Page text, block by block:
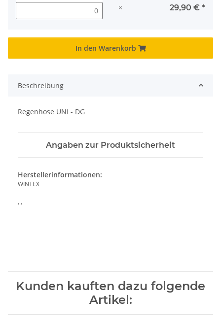
× 29,90 € *
In den Warenkorb
Beschreibung
Regenhose UNI - DG
Angaben zur Produktsicherheit
Herstellerinformationen:
WINTEX
, ,
Kunden kauften dazu folgende
Artikel: